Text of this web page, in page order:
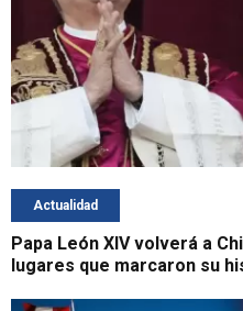
Actualidad
Papa León XIV volverá a
lugares que marcaron su